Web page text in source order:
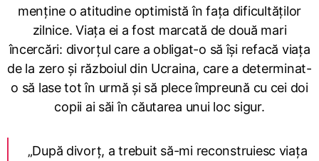
menține o atitudine optimistă în fața dificultăților
zilnice. Viața ei a fost marcată de două mari
încercări: divorțul care a obligat-o să își refacă viața
de la zero și războiul din Ucraina, care a determinat-
o să lase tot în urmă și să plece împreună cu cei doi
copii ai săi în căutarea unui loc sigur.
„După divorț, a trebuit să-mi reconstruiesc viața